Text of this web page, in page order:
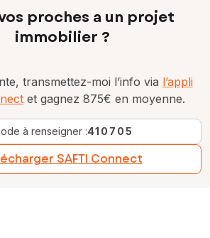
proches a un projet
immobilier ?
transmettez-moi l’info via l’appli
et gagnez 875€ en moyenne.
à renseigner :410705
SAFTI Connect